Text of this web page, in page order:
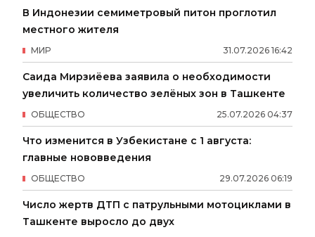
В Индонезии семиметровый питон проглотил
местного жителя
31.07.2026 16:42
МИР
Саида Мирзиёева заявила о необходимости
увеличить количество зелёных зон в Ташкенте
25.07.2026 04:37
ОБЩЕСТВО
Что изменится в Узбекистане с 1 августа:
главные нововведения
29.07.2026 06:19
ОБЩЕСТВО
Число жертв ДТП с патрульными мотоциклами в
Ташкенте выросло до двух